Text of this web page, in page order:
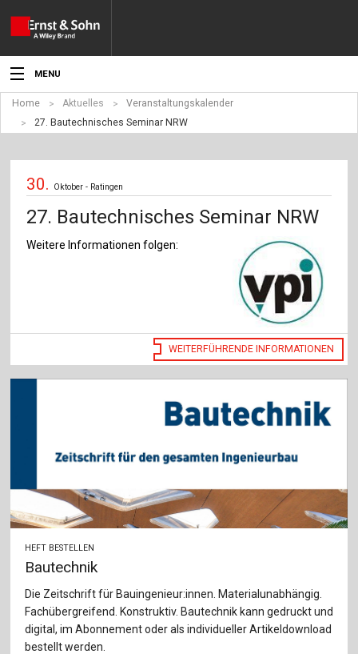
MENU
Aktuelles
Angebote
Fachgebiete
Home Aktuelles
Veranstaltungskalender
27. Bautechnisches Seminar NRW
30. Oktober - Ratingen
27. Bautechnisches Seminar NRW
Weitere Informationen folgen:
WEITERFÜHRENDE INFORMATIONEN
HEFT BESTELLEN
Bautechnik
Die Zeitschrift für Bauingenieur:innen. Materialunabhängig.
Fachübergreifend. Konstruktiv. Bautechnik kann gedruckt und
digital, im Abonnement oder als individueller Artikeldownload
bestellt werden.